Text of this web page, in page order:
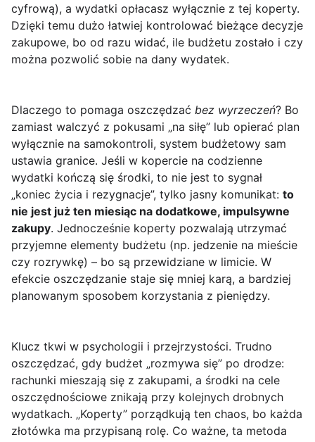
cyfrową), a wydatki opłacasz wyłącznie z tej koperty.
Dzięki temu dużo łatwiej kontrolować bieżące decyzje
zakupowe, bo od razu widać, ile budżetu zostało i czy
można pozwolić sobie na dany wydatek.
Dlaczego to pomaga oszczędzać bez wyrzeczeń? Bo
zamiast walczyć z pokusami „na siłę” lub opierać plan
wyłącznie na samokontroli, system budżetowy sam
ustawia granice. Jeśli w kopercie na codzienne
wydatki kończą się środki, to nie jest to sygnał
„koniec życia i rezygnacje”, tylko jasny komunikat: to
nie jest już ten miesiąc na dodatkowe, impulsywne
zakupy. Jednocześnie koperty pozwalają utrzymać
przyjemne elementy budżetu (np. jedzenie na mieście
czy rozrywkę) – bo są przewidziane w limicie. W
efekcie oszczędzanie staje się mniej karą, a bardziej
planowanym sposobem korzystania z pieniędzy.
Klucz tkwi w psychologii i przejrzystości. Trudno
oszczędzać, gdy budżet „rozmywa się” po drodze:
rachunki mieszają się z zakupami, a środki na cele
oszczędnościowe znikają przy kolejnych drobnych
wydatkach. „Koperty” porządkują ten chaos, bo każda
złotówka ma przypisaną rolę. Co ważne, ta metoda